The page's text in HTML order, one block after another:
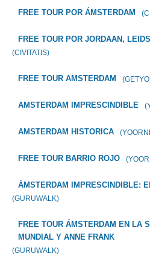
FREE TOUR POR ÁMSTERDAM
FREE TOUR POR JORDAAN,
(CIVITATIS)
FREE TOUR AMSTERDAM
AMSTERDAM IMPRESCINDIBLE
AMSTERDAM HISTORICA
FREE TOUR BARRIO ROJO
ÁMSTERDAM IMPRESCINDIBLE:
(GURUWALK)
FREE TOUR ÁMSTERDAM EN LA
MUNDIAL Y ANNE FRANK
(GURUWALK)